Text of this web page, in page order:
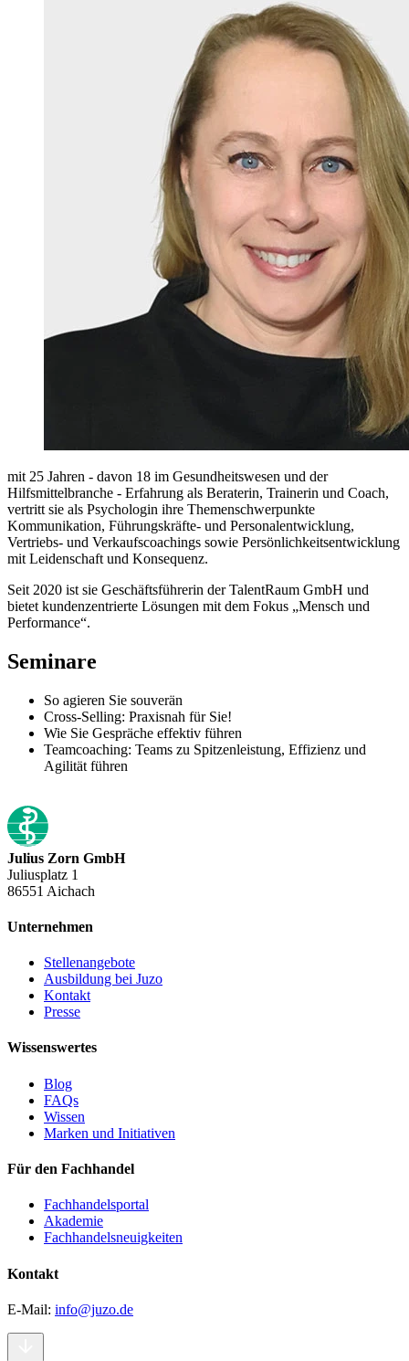
mit 25 Jahren - davon 18 im Gesundheitswesen und der
Hilfsmittelbranche - Erfahrung als Beraterin, Trainerin und Coach,
vertritt sie als Psychologin ihre Themenschwerpunkte
Kommunikation, Führungskräfte- und Personalentwicklung,
Vertriebs- und Verkaufscoachings sowie Persönlichkeitsentwicklung
mit Leidenschaft und Konsequenz.
Seit 2020 ist sie Geschäftsführerin der TalentRaum GmbH und
bietet kundenzentrierte Lösungen mit dem Fokus „Mensch und
Performance“.
Seminare
So agieren Sie souverän
Cross-Selling: Praxisnah für Sie!
Wie Sie Gespräche effektiv führen
Teamcoaching: Teams zu Spitzenleistung, Effizienz und
Agilität führen
Julius Zorn GmbH
Juliusplatz 1
86551 Aichach
Unternehmen
Stellenangebote
Ausbildung bei Juzo
Kontakt
Presse
Wissenswertes
Blog
FAQs
Wissen
Marken und Initiativen
Für den Fachhandel
Fachhandelsportal
Akademie
Fachhandelsneuigkeiten
Kontakt
E-Mail: info@juzo.de